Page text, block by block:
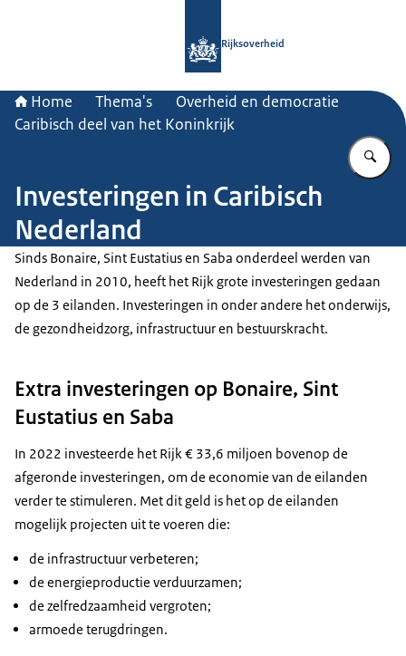
Rijksoverheid
Home Thema's
Overheid en democratie
Caribisch deel van het Koninkrijk
Investeringen in Caribisch
Nederland
Sinds Bonaire, Sint Eustatius en Saba onderdeel werden van
Nederland in 2010, heeft het Rijk grote investeringen gedaan
op de 3 eilanden. Investeringen in onder andere het onderwijs,
de gezondheidzorg, infrastructuur en bestuurskracht.
Extra investeringen op Bonaire, Sint
Eustatius en Saba
In 2022 investeerde het Rijk € 33,6 miljoen bovenop de
afgeronde investeringen, om de economie van de eilanden
verder te stimuleren. Met dit geld is het op de eilanden
mogelijk projecten uit te voeren die:
de infrastructuur verbeteren;
de energieproductie verduurzamen;
de zelfredzaamheid vergroten;
armoede terugdringen.